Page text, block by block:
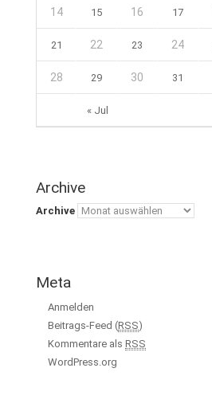
« Jul
14 15 16 17
21 22 23 24
28 29 30 31
Archive
Archive
Meta
Anmelden
Beitrags-Feed (RSS)
Kommentare als RSS
WordPress.org